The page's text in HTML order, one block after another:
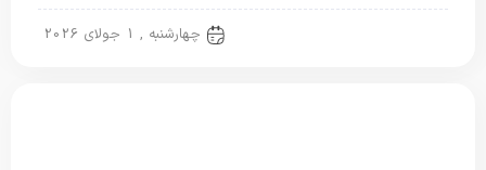
چهارشنبه , 1 جولای 2026